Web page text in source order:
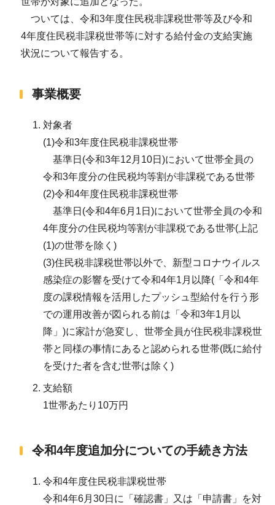
ついては、令和3年度住民税非課税世帯等及び令和
4年度住民税非課税世帯等に対する給付金の支給実施
状況について報告する。
事業概要
対象者
(1)令和3年度住民税非課税世帯
基準日(令和3年12月10日)において世帯全員の
令和3年度分の住民税均等割が非課税である世帯
(2)令和4年度住民税非課税世帯
基準日(令和4年6月1日)において世帯全員の令和
4年度分の住民税均等割が非課税である世帯(上記
(1)の世帯を除く)
(3)住民税非課税世帯以外で、新型コロナウイルス
感染症の影響を受けて令和4年1月以降(「令和4年
度の課税情報を活用したプッシュ型給付を行う形
での運用改善が図られる前は「令和3年1月以
降」)に家計が急変し、世帯全員が住民税非課税世
帯と同様の事情にあると認められる世帯(既に給付
を受けた者を含む世帯は除く)
支給額
1世帯あたり10万円
令和4年度追加分についての手続き方法
令和4年度住民税非課税世帯
令和4年6月30日に「確認書」又は「申請書」を対